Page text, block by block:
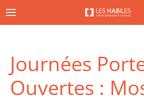
au
Journées
Ouvertes :